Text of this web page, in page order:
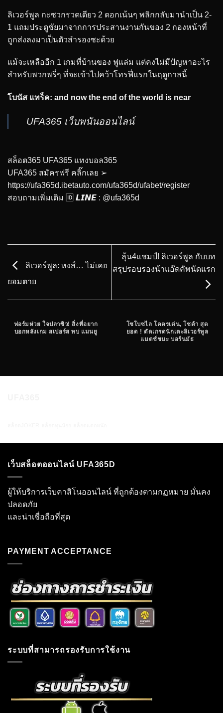
ลิเวอร์พูล กะซวกรวดเดียว 2 ดอกเน้นๆ พลิกกลับมานำเป็น 2-
1 แถมประตูชัยมาจากการประสานงานกันของ 2 กองหน้าที่
ถูกส่งลงมาเป็นตัวสำรองซะด้วย
แม้จะเหลืออีก 1 เกมที่บ้านของ ฟูแล่ม แต่คงไม่มีปัญหาอะไร
สำหรับพวกพรี่ๆ ที่จะเข้าไปคว้าโทรฟี่แรกในฤดูกาลนี้
โบนัส แทร็ค: and now the end of the world is near
UFA365 เว็บพนันออนไลน์
สล็อต365 UFA365 แทงบอล365
UFA365 สมัครฟรี คลิ๊กเลย ➢
https://ufa365d.ibetauto.com/ufa365d/ufabet/register
สอบถามเพิ่มเติม 🆔 𝙇𝙄𝙉𝙀 : @ufa365d
ลิเวอร์พูล: หงส์… ไม่เคย
ยอมตาย
ลุ้น4แชมป์! ลิเวอร์พูล กับบท
สรุปรอบรองน้าแอ๊ดคัพนัดแรก
ฟอร์มห่วย ใจปลาซิว! สิ่งที่อยาก
บอกหลังเกม สเปอร์ส พบ แมนยู
โซโบซไล โคตรเด่น, โชต้า สุด
ยอด ! ตัดเกรดนักเตะลิเวอร์พูล
แมตช์ชนะ บอร์นมัธ
เว็บสล็อตออนไลน์ UFA365D
ผู้ให้บริการเว็บคาสิโนออนไลน์ ที่ถูกต้องตามกฏหมาย มั่นคง
ปลอดภัย
และน่าเชื่อถือที่สุด
PAYMENT ACCEPTANCE
ระบบที่สามารถรองรับการใช้งาน